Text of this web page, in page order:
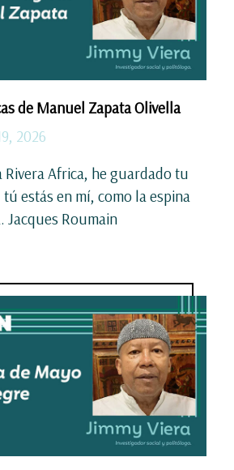
de Manuel Zapata Olivella
2026
Rivera Africa, he guardado tu
estás en mí, como la espina
Jacques Roumain